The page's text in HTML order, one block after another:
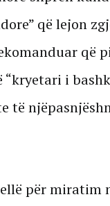
që lejon
që
i
të
për miratim